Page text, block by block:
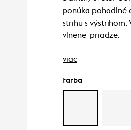
ponúka pohodlné
strihu s výstrihom.
vlnenej priadze.
viac
Farba